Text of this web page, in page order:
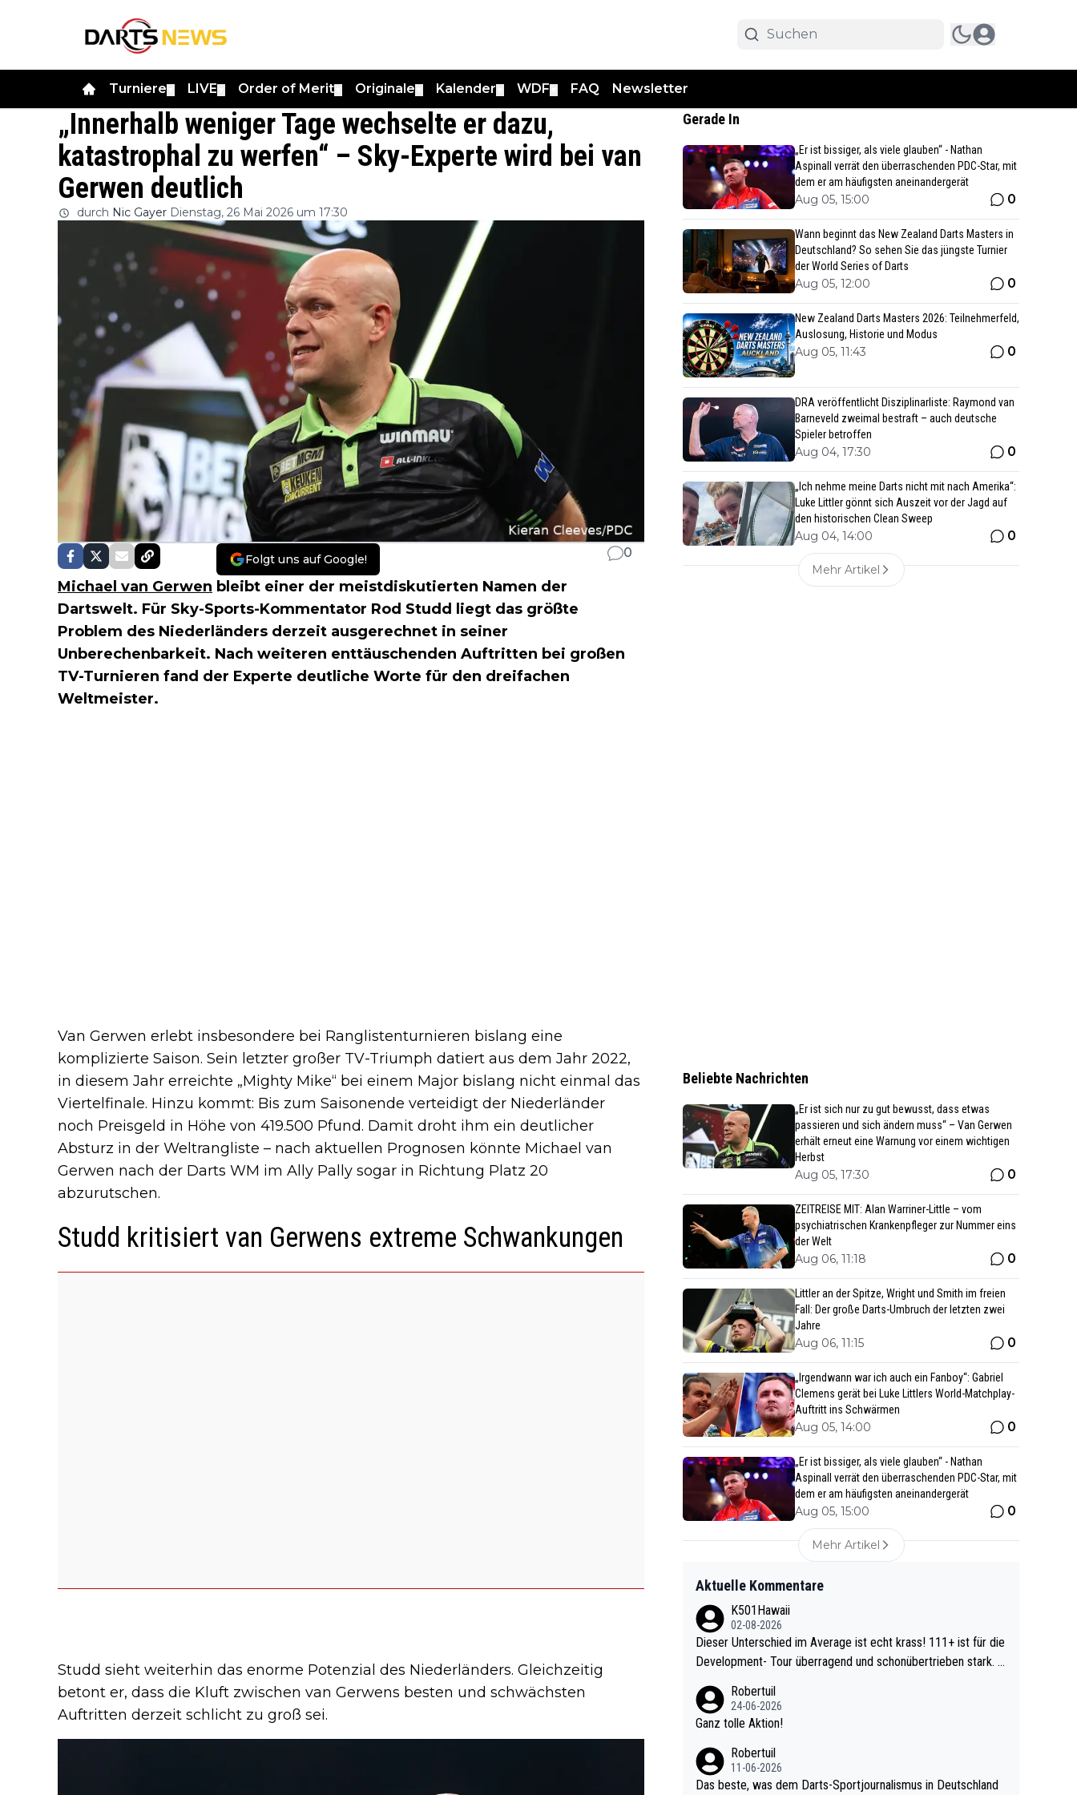
Turniere LIVE Order of Merit Originale Kalender WDF FAQ Newsletter
„Innerhalb weniger Tage wechselte er dazu,
katastrophal zu werfen“ – Sky-Experte wird bei van
Gerwen deutlich
durch Nic Gayer Dienstag, 26 Mai 2026 um 17:30
Folgt uns auf Google! 0
Michael van Gerwen bleibt einer der meistdiskutierten Namen der
Dartswelt. Für Sky-Sports-Kommentator Rod Studd liegt das größte
Problem des Niederländers derzeit ausgerechnet in seiner
Unberechenbarkeit. Nach weiteren enttäuschenden Auftritten bei großen
TV-Turnieren fand der Experte deutliche Worte für den dreifachen
Weltmeister.
Van Gerwen erlebt insbesondere bei Ranglistenturnieren bislang eine
komplizierte Saison. Sein letzter großer TV-Triumph datiert aus dem Jahr 2022,
in diesem Jahr erreichte „Mighty Mike“ bei einem Major bislang nicht einmal das
Viertelfinale. Hinzu kommt: Bis zum Saisonende verteidigt der Niederländer
noch Preisgeld in Höhe von 419.500 Pfund. Damit droht ihm ein deutlicher
Absturz in der Weltrangliste – nach aktuellen Prognosen könnte Michael van
Gerwen nach der Darts WM im Ally Pally sogar in Richtung Platz 20
abzurutschen.
Studd kritisiert van Gerwens extreme Schwankungen
Studd sieht weiterhin das enorme Potenzial des Niederländers. Gleichzeitig
betont er, dass die Kluft zwischen van Gerwens besten und schwächsten
Auftritten derzeit schlicht zu groß sei.
Gerade In
„Er ist bissiger, als viele glauben“ - Nathan
Aspinall verrät den überraschenden PDC-Star, mit
dem er am häufigsten aneinandergerät
Aug 05, 15:00 0
Wann beginnt das New Zealand Darts Masters in
Deutschland? So sehen Sie das jüngste Turnier
der World Series of Darts
Aug 05, 12:00 0
New Zealand Darts Masters 2026: Teilnehmerfeld,
Auslosung, Historie und Modus
Aug 05, 11:43 0
DRA veröffentlicht Disziplinarliste: Raymond van
Barneveld zweimal bestraft – auch deutsche
Spieler betroffen
Aug 04, 17:30 0
„Ich nehme meine Darts nicht mit nach Amerika“:
Luke Littler gönnt sich Auszeit vor der Jagd auf
den historischen Clean Sweep
Aug 04, 14:00 0
Mehr Artikel
Beliebte Nachrichten
„Er ist sich nur zu gut bewusst, dass etwas
passieren und sich ändern muss“ – Van Gerwen
erhält erneut eine Warnung vor einem wichtigen
Herbst
Aug 05, 17:30 0
ZEITREISE MIT: Alan Warriner-Little – vom
psychiatrischen Krankenpfleger zur Nummer eins
der Welt
Aug 06, 11:18 0
Littler an der Spitze, Wright und Smith im freien
Fall: Der große Darts-Umbruch der letzten zwei
Jahre
Aug 06, 11:15 0
„Irgendwann war ich auch ein Fanboy“: Gabriel
Clemens gerät bei Luke Littlers World-Matchplay-
Auftritt ins Schwärmen
Aug 05, 14:00 0
„Er ist bissiger, als viele glauben“ - Nathan
Aspinall verrät den überraschenden PDC-Star, mit
dem er am häufigsten aneinandergerät
Aug 05, 15:00 0
Mehr Artikel
Aktuelle Kommentare
K501Hawaii
02-08-2026
Dieser Unterschied im Average ist echt krass! 111+ ist für die
Development- Tour überragend und schonübertrieben stark. U
e mal 40+ erst recht. Da gewinnst keinen Blumentopf - ist ja n
och krasser wie ein Pokalspiel eines Kreisligisten vs einem Bu
Robertuil
24-06-2026
Ganz tolle Aktion!
Robertuil
11-06-2026
Das beste, was dem Darts-Sportjournalismus in Deutschland